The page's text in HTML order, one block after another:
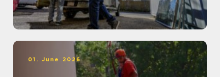
01. June 2026